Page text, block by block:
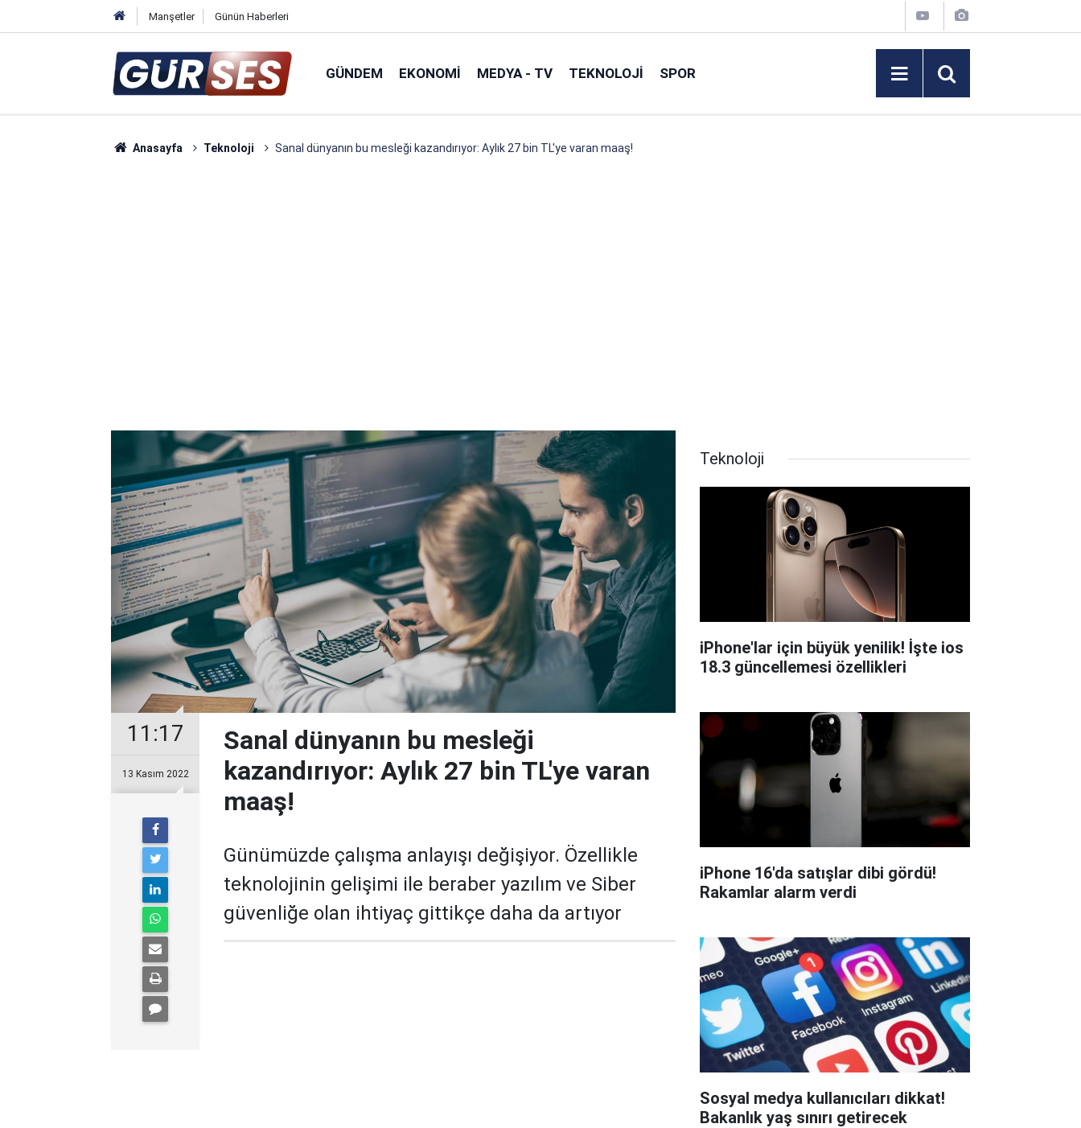
Manşetler Günün Haberleri
GÜNDEM EKONOMI MEDYA - TV TEKNOLOJI SPOR
Anasayfa Teknoloji Sanal dünyanın bu mesleği kazandırıyor: Aylık 27 bin TL'ye varan maaş!
11:17
13 Kasım 2022
Sanal dünyanın bu mesleği
kazandırıyor: Aylık 27 bin TL'ye varan
maaş!
Günümüzde çalışma anlayışı değişiyor. Özellikle
teknolojinin gelişimi ile beraber yazılım ve Siber
güvenliğe olan ihtiyaç gittikçe daha da artıyor
Teknoloji
iPhone'lar için büyük yenilik! İşte ios
18.3 güncellemesi özellikleri
iPhone 16'da satışlar dibi gördü!
Rakamlar alarm verdi
Sosyal medya kullanıcıları dikkat!
Bakanlık yaş sınırı getirecek